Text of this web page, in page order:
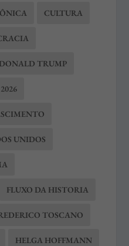
CULTURA
DONALD TRUMP
UNIDOS
FLUXO DA HISTORIA
TOSCANO
HELGA HOFFMANN